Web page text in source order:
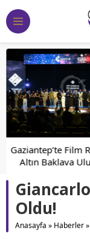
Gaziantep’te Film
Altın Baklava
Oldu!
Anasayfa » Haberler»